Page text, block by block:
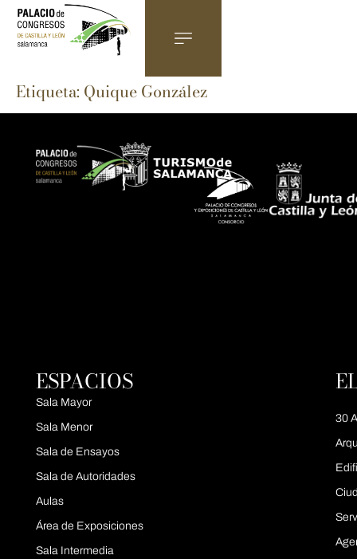
Etiqueta: Quique González
ESPACIOS
Sala Mayor
Sala Menor
Sala de Ensayos
Sala de Autoridades
Aulas
Área de Exposiciones
Sala Intermedia
30